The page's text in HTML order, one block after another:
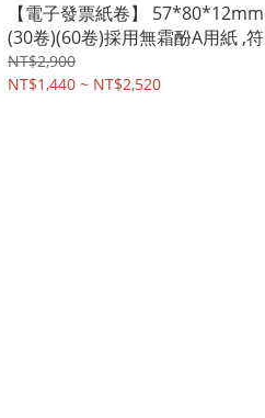
【電子發票紙卷】 57*80*12mm
(30卷)(60卷)採用無霜酚A用紙 ,符
合財政部規定
NT$2,900
NT$1,440 ~ NT$2,520